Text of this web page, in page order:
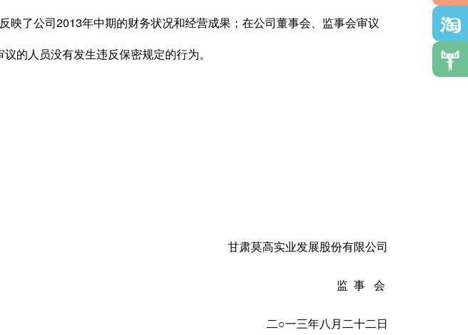
了公司2013年中期的财务状况和经营成果；在公司董事会、监事会审议
的人员没有发生违反保密规定的行为。
甘肃莫高实业发展股份有限公司
监 事 会
二○一三年八月二十二日